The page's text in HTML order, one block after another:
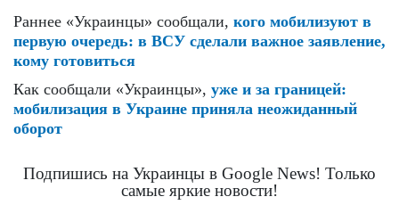
Раннее «Украинцы» сообщали, кого мобилизуют в
первую очередь: в ВСУ сделали важное заявление,
кому готовиться
Как сообщали «Украинцы», уже и за границей:
мобилизация в Украине приняла неожиданный
оборот
Подпишись на Украинцы в Google News! Только
самые яркие новости!